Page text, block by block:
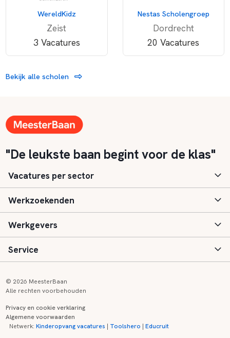
WereldKidz
Zeist
3 Vacatures
Nestas Scholengroep
Dordrecht
20 Vacatures
Bekijk alle scholen
"De leukste baan begint voor de klas"
Vacatures per sector
Basisonderwijs
Speciaal (basis) onderwijs
Voortgezet onderwijs
Kinderopvang
Werkzoekenden
Aanmelden
Vacatures
Zij-instroom informatie
Werkgevers
Inloggen
Registreren
Service
Onderwijs links
© 2026 MeesterBaan
Alle rechten voorbehouden
Privacy en cookie verklaring
Algemene voorwaarden
Netwerk:Kinderopvang vacatures | Toolshero |Educruit